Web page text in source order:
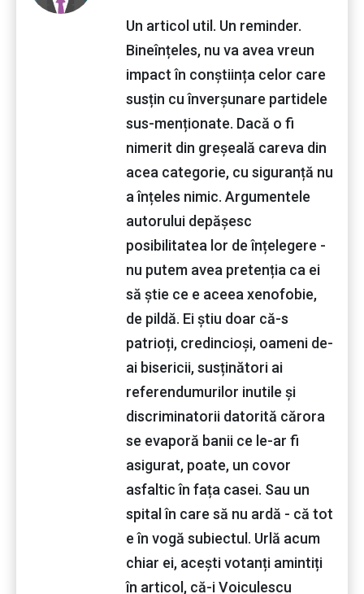
Un articol util. Un reminder.
Bineînțeles, nu va avea vreun
impact în conștiința celor care
susțin cu înverșunare partidele
sus-menționate. Dacă o fi
nimerit din greșeală careva din
acea categorie, cu siguranță nu
a înțeles nimic. Argumentele
autorului depășesc
posibilitatea lor de înțelegere -
nu putem avea pretenția ca ei
să știe ce e aceea xenofobie,
de pildă. Ei știu doar că-s
patrioți, credincioși, oameni de-
ai bisericii, susținători ai
referendumurilor inutile și
discriminatorii datorită cărora
se evaporă banii ce le-ar fi
asigurat, poate, un covor
asfaltic în fața casei. Sau un
spital în care să nu ardă - că tot
e în vogă subiectul. Urlă acum
chiar ei, acești votanți amintiți
în articol, că-i Voiculescu